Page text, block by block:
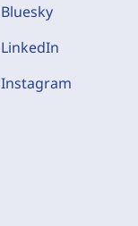
Bluesky
LinkedIn
Instagram